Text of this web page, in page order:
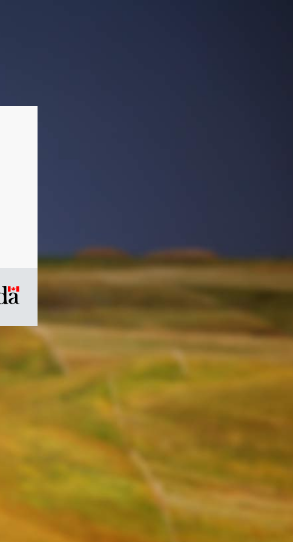
/
Symbole
du
gouvernement
du